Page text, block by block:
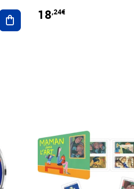
Ajouter au panier
18,24€